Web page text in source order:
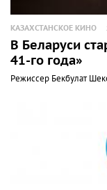
КАЗАХСТАНСКОЕ КИНО
В Беларуси
41-го года»
Режиссер Бекбулат